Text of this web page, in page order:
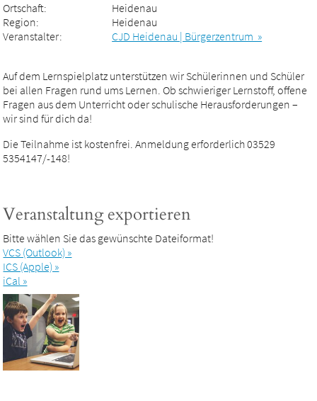
Ortschaft:
Heidenau
Region:
Heidenau
Veranstalter:
CJD Heidenau | Bürgerzentrum »
Auf dem Lernspielplatz unterstützen wir Schülerinnen und Schüler
bei allen Fragen rund ums Lernen. Ob schwieriger Lernstoff, offene
Fragen aus dem Unterricht oder schulische Herausforderungen –
wir sind für dich da!
Die Teilnahme ist kostenfrei. Anmeldung erforderlich 03529
5354147/-148!
Veranstaltung exportieren
Bitte wählen Sie das gewünschte Dateiformat!
VCS (Outlook) »
ICS (Apple) »
iCal »